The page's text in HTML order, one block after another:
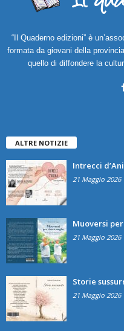
“Il Quaderno edizioni” è
formata da giovani della
quello di diffondere la
ALTRE NOTIZIE
Intrecci
21 Maggio 2026
Muoversi
21 Maggio 2026
Storie
21 Maggio 2026